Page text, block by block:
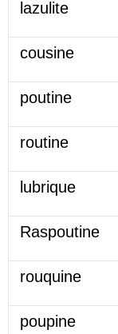
lazulite
cousine
poutine
routine
lubrique
Raspoutine
rouquine
poupine